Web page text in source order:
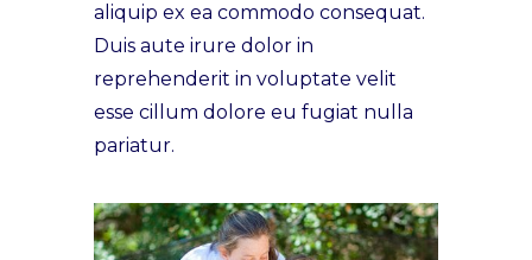
aliquip ex ea commodo consequat.
Duis aute irure dolor in
reprehenderit in voluptate velit
esse cillum dolore eu fugiat nulla
pariatur.